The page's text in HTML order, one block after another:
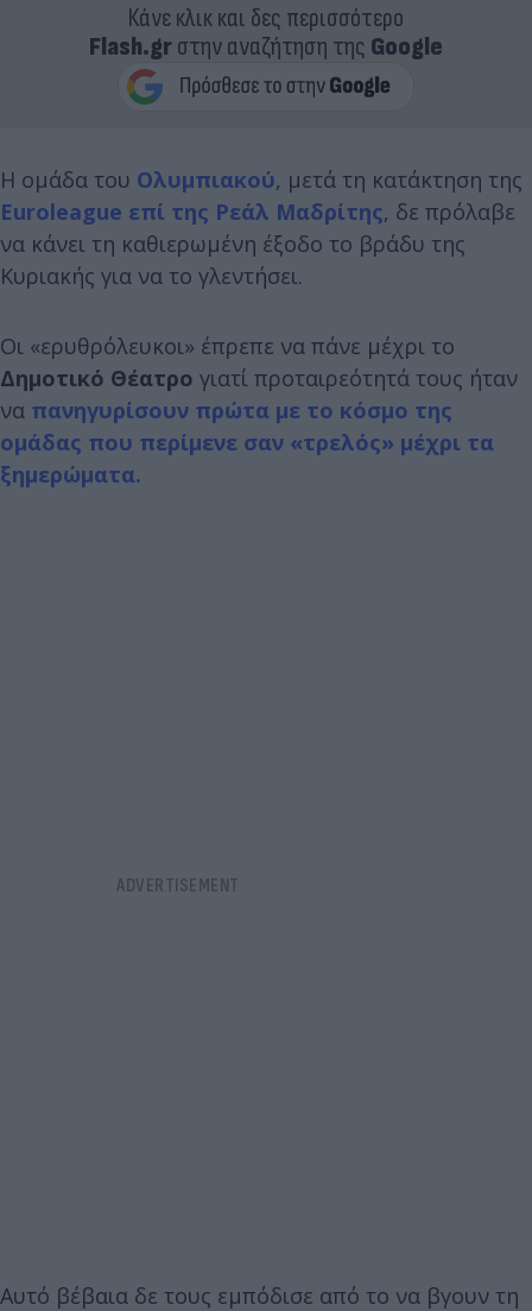
Κάνε κλικ και δες περισσότερο
Flash.grστην αναζήτηση της Google
Η ομάδα του Ολυμπιακού, μετά τη κατάκτηση της
Euroleague επί της Ρεάλ Μαδρίτης, δε πρόλαβε
να κάνει τη καθιερωμένη έξοδο το βράδυ της
Κυριακής για να το γλεντήσει.
Οι «ερυθρόλευκοι» έπρεπε να πάνε μέχρι το
Δημοτικό Θέατρο γιατί προταιρεότητά τους ήταν
να πανηγυρίσουν πρώτα με το κόσμο της
ομάδας που περίμενε σαν «τρελός» μέχρι τα
ξημερώματα.
Αυτό βέβαια δε τους εμπόδισε από το να βγουν τη